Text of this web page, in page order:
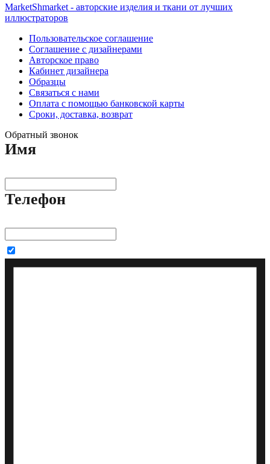
MarketShmarket - авторские изделия и ткани от лучших
иллюстраторов
Пользовательское соглашение
Соглашение с дизайнерами
Авторское право
Кабинет дизайнера
Образцы
Связаться с нами
Оплата с помощью банковской карты
Сроки, доставка, возврат
Обратный звонок
Имя
Телефон